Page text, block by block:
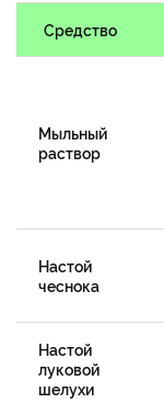
Средство
Мыльный
раствор
Настой
чеснока
Настой
луковой
шелухи